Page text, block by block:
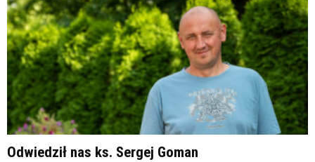
Odwiedził nas ks. Sergej Goman